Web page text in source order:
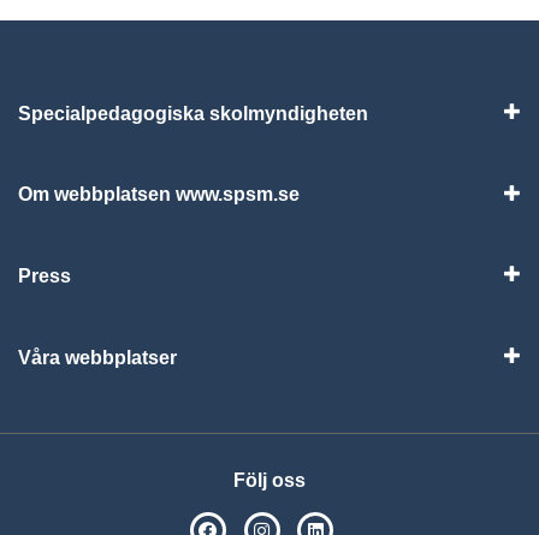
Specialpedagogiska skolmyndigheten
Om webbplatsen www.spsm.se
Press
Våra webbplatser
Följ oss
SPSM på Facebook
SPSM på Instagram